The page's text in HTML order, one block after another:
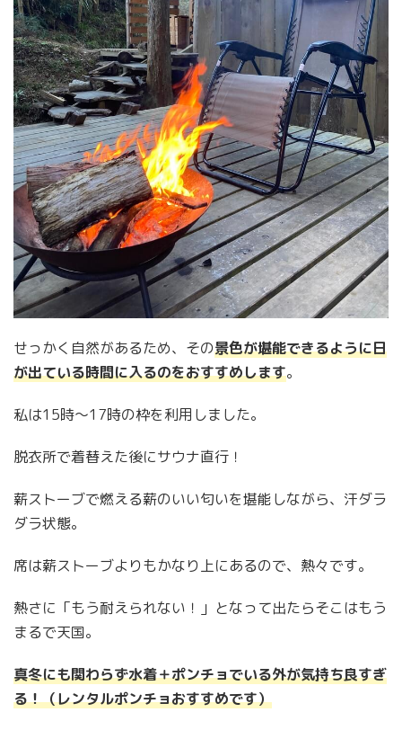
せっかく自然があるため、その景色が堪能できるように日
が出ている時間に入るのをおすすめします。
私は15時〜17時の枠を利用しました。
脱衣所で着替えた後にサウナ直行！
薪ストーブで燃える薪のいい匂いを堪能しながら、汗ダラ
ダラ状態。
席は薪ストーブよりもかなり上にあるので、熱々です。
熱さに「もう耐えられない！」となって出たらそこはもう
まるで天国。
真冬にも関わらず水着＋ポンチョでいる外が気持ち良すぎ
る！（レンタルポンチョおすすめです）